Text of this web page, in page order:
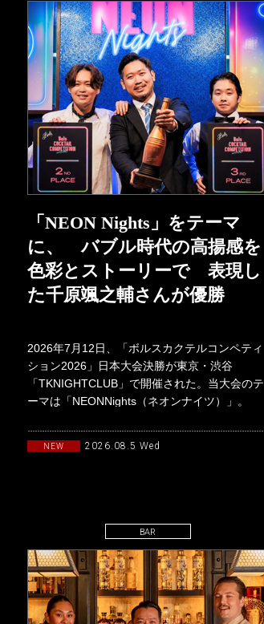
「NEON Nights」をテーマ
に、 バブル時代の高揚感を
色彩とストーリーで 表現し
た千原颯之輔さんが優勝
2026年7月12日、「ボルスカクテルコンペティ
ション2026」日本大会決勝が東京・渋谷
「TKNIGHTCLUB」で開催された。当大会のテ
ーマは「NEONNights（ネオンナイツ）」。
NEW 2026.08.5 Wed
BAR